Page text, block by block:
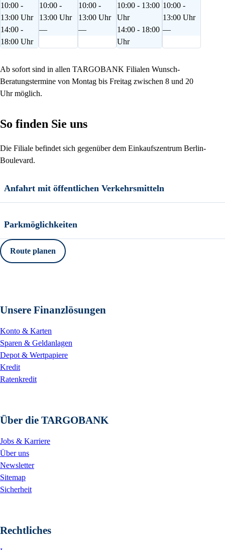
10:00 -
13:00 Uhr
14:00 -
18:00 Uhr
10:00 -
13:00 Uhr
—
10:00 -
13:00 Uhr
—
10:00 - 13:00
Uhr
14:00 - 18:00
Uhr
10:00 -
13:00 Uhr
—
Ab sofort sind in allen TARGOBANK Filialen Wunsch-
Beratungstermine von Montag bis Freitag zwischen 8 und 20
Uhr möglich.
So finden Sie uns
Die Filiale befindet sich gegenüber dem Einkaufszentrum Berlin-
Boulevard.
Anfahrt mit öffentlichen Verkehrsmitteln
Parkmöglichkeiten
Route planen
Unsere Finanzlösungen
Konto & Karten
Sparen & Geldanlagen
Depot & Wertpapiere
Kredit
Ratenkredit
Über die TARGOBANK
Jobs & Karriere
Über uns
Newsletter
Sitemap
Sicherheit
Rechtliches